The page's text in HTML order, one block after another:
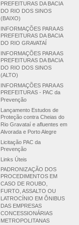
PREFEITURAS DA BACIA
DO RIO DOS SINOS
(BAIXO)
INFORMAÇÕES PARA AS
PREFEITURAS DA BACIA
DO RIO GRAVATAÍ
INFORMAÇÕES PARA AS
PREFEITURAS DA BACIA
DO RIO DOS SINOS
(ALTO)
INFORMAÇÕES PARA AS
PREFEITURAS - PAC da
Prevenção
Lançamento Estudos de
Proteção contra Cheias do
Rio Gravataí e afluentes em
Alvorada e Porto Alegre
Licitação PAC da
Prevenção
Links Úteis
PADRONIZAÇÃO DOS
PROCEDIMENTOS EM
CASO DE ROUBO,
FURTO, ASSALTO OU
LATROCÍNIO EM ÔNIBUS
DAS EMPRESAS
CONCESSIONÁRIAS
METROPOLITANAS